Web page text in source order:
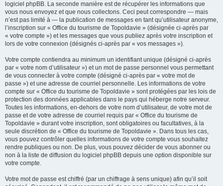
logiciel phpBB. La seconde manière est de récupérer les informations que
vous nous envoyez et que nous collectons. Ceci peut correspondre — mais
n’est pas limité à — la publication de messages en tant qu’utilisateur anonyme,
l’inscription sur « Office du tourisme de Topoldavie » (désignée ci-après par
« votre compte ») et les messages que vous publiez après votre inscription et
lors de votre connexion (désignés ci-après par « vos messages »).
Votre compte contiendra au minimum un identifiant unique (désigné ci-après
par « votre nom d’utilisateur ») et un mot de passe personnel vous permettant
de vous connecter à votre compte (désigné ci-après par « votre mot de
passe ») et une adresse de courriel personnelle. Les informations de votre
compte sur « Office du tourisme de Topoldavie » sont protégées par les lois de
protection des données applicables dans le pays qui héberge notre serveur.
Toutes les informations, en-dehors de votre nom d’utilisateur, de votre mot de
passe et de votre adresse de courriel requis par « Office du tourisme de
Topoldavie » durant votre inscription, sont obligatoires ou facultatives, à la
seule discrétion de « Office du tourisme de Topoldavie ». Dans tous les cas,
vous pouvez contrôler quelles informations de votre compte vous souhaitez
rendre publiques ou non. De plus, vous pouvez décider de vous abonner ou
non à la liste de diffusion du logiciel phpBB depuis une option disponible sur
votre compte.
Votre mot de passe est chiffré (par un chiffrage à sens unique) afin qu’il soit